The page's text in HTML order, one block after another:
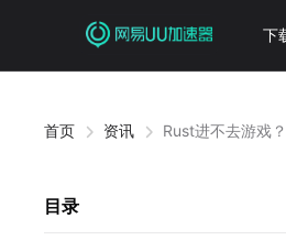
下
首页 资讯 Rust进不去游戏
目录